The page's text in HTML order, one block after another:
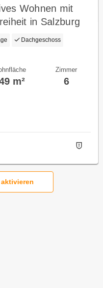
Wohnen mit
in Salzburg
Dachgeschoss
m²
Zimmer
6